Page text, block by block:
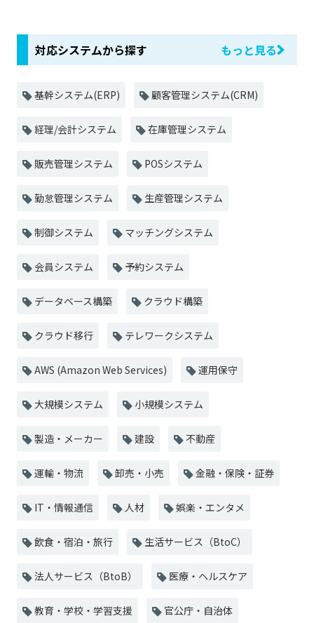
対応システムから探す もっと見る
基幹システム(ERP) 顧客管理システム(CRM)
経理/会計システム 在庫管理システム
販売管理システム POSシステム
勤怠管理システム 生産管理システム
制御システム マッチングシステム
会員システム 予約システム
データベース構築 クラウド構築
クラウド移行 テレワークシステム
AWS (Amazon Web Services) 運用保守
大規模システム 小規模システム
製造・メーカー 建設 不動産
運輸・物流 卸売・小売 金融・保険・証券
IT・情報通信 人材 娯楽・エンタメ
飲食・宿泊・旅行 生活サービス（BtoC）
法人サービス（BtoB） 医療・ヘルスケア
教育・学校・学習支援 官公庁・自治体